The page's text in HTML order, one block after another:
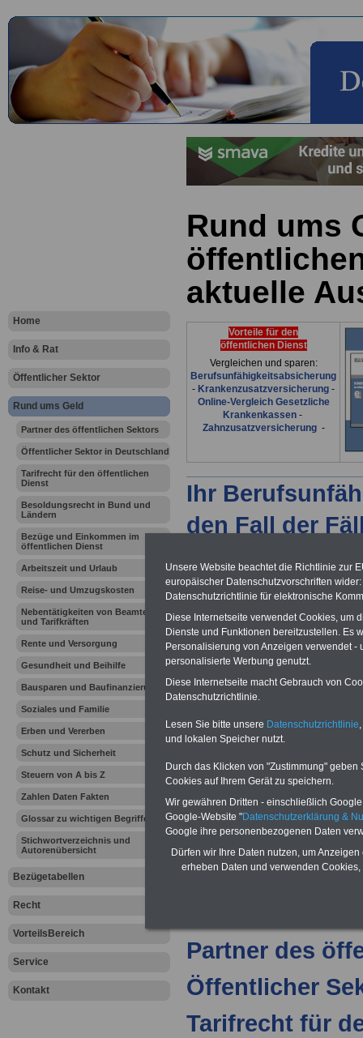
Home
Info & Rat
Öffentlicher Sektor
Rund ums Geld
Partner des öffentlichen Sektors
Öffentlicher Sektor in Deutschland
Tarifrecht für den öffentlichen
Dienst
Besoldungsrecht in Bund und
Ländern
Bezüge und Einkommen im
öffentlichen Dienst
Arbeitszeit und Urlaub
Reise- und Umzugskosten
Nebentätigkeiten von Beamten
und Tarifkräften
Rente und Versorgung
Gesundheit und Beihilfe
Bausparen und Baufinanzierung
Soziales und Familie
Erben und Vererben
Schutz und Sicherheit
Steuern von A bis Z
Zahlen Daten Fakten
Glossar zu wichtigen Begriffen
Stichwortverzeichnis und
Autorenübersicht
Bezügetabellen
Recht
VorteilsBereich
Service
Kontakt
Rund ums
aktuelle
Vorteile für den
öffentlichen Dienst
Vergleichen und sparen:
Berufsunfähigkeitsabsicherung
- Krankenzusatzversicherung -
Online-Vergleich Gesetzliche
Krankenkassen-
Zahnzusatzversicherung-
Ihr
den Fall der
Leben
Rund ums
Allgemeines
>>>
>>>Gender-
>>>Redaktion
Partner des
Öffentlicher
Tarifrecht für
Unsere Website beachtet die Richtlinie zur
europäischer Datenschutzvorschriften
Datenschutzrichtlinie für elektronische
Diese Internetseite verwendet Cookies, um
Dienste und Funktionen bereitzustellen. Es
Personalisierung von Anzeigen verwendet
personalisierte Werbung genutzt.
Diese Internetseite macht Gebrauch von
Datenschutzrichtlinie.
Lesen Sie bitte unsere Datenschutzrichtlinie
und lokalen Speicher nutzt.
Durch das Klicken von "Zustimmung"
Cookies auf Ihrem Gerät zu speichern.
Wir gewähren Dritten - einschließlich
Google-Website "Datenschutzerklärung &
Google ihre personenbezogenen Daten
Dürfen wir Ihre Daten nutzen, um
erheben Daten und verwenden